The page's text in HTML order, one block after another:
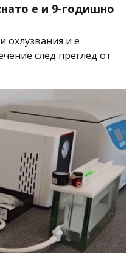
е и 9-годишно
охлузвания и е
след преглед от